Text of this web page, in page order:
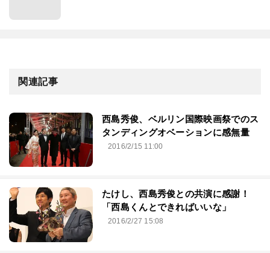
関連記事
西島秀俊、ベルリン国際映画祭でのス
タンディングオベーションに感無量
2016/2/15 11:00
たけし、西島秀俊との共演に感謝！
「西島くんとできればいいな」
2016/2/27 15:08